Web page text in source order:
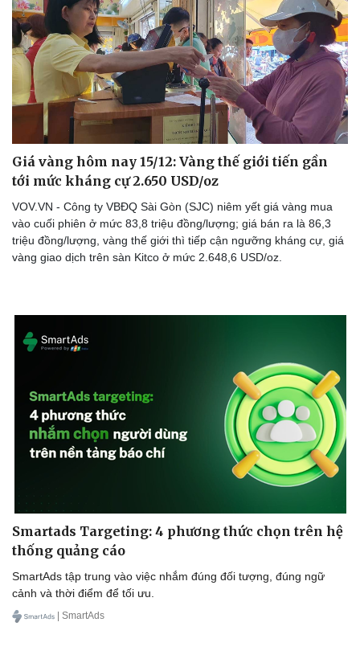
Giá vàng hôm nay 15/12: Vàng thế giới tiến gần
tới mức kháng cự 2.650 USD/oz
VOV.VN - Công ty VBĐQ Sài Gòn (SJC) niêm yết giá vàng mua
vào cuối phiên ở mức 83,8 triệu đồng/lượng; giá bán ra là 86,3
triệu đồng/lượng, vàng thế giới thì tiếp cận ngưỡng kháng cự, giá
vàng giao dịch trên sàn Kitco ở mức 2.648,6 USD/oz.
Smartads Targeting: 4 phương thức chọn trên hệ
thống quảng cáo
SmartAds tập trung vào việc nhắm đúng đối tượng, đúng ngữ
cảnh và thời điểm để tối ưu.
| SmartAds